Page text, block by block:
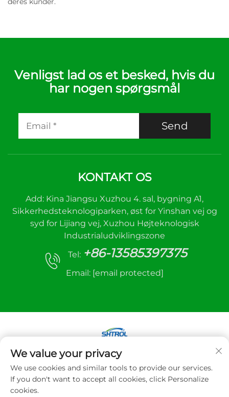
Venligst lad os et besked, hvis du
har nogen spørgsmål
Send
KONTAKT OS
Add: Kina Jiangsu Xuzhou 4. sal, bygning A1,
Sikkerhedsteknologiparken, øst for Yinshan vej og
syd for Lijiang vej, Xuzhou Højteknologisk
Industrialudviklingszone
Tel: +86-13585397375
Email: [email protected]
Copyright © 2025 Xuzhou sanhe automatic
control equipment Co.,LTD. Alle rettigheder
forbeholdes
We value your privacy
We use cookies and similar tools to provide our services.
If you don't want to accept all cookies, click Personalize
cookies.